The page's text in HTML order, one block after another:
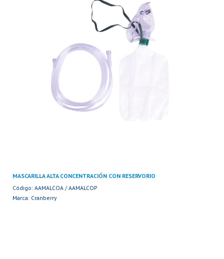
MASCARILLA ALTA CONCENTRACIÓN CON RESERVORIO
Código: AAMALCOA / AAMALCOP
Marca: Cranberry